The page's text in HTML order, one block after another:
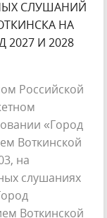
СЛУШАНИЙ
НА
И 2028
Российской
«Город
Воткинской
на
слушаниях
Воткинской